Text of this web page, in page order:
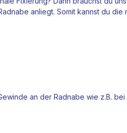
anliegt. Somit kannst du die
an der Radnabe wie z.B. bei